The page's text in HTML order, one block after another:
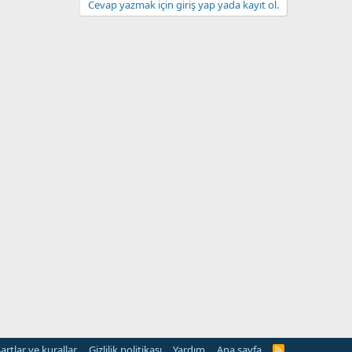
Cevap yazmak için giriş yap yada kayıt ol.
R